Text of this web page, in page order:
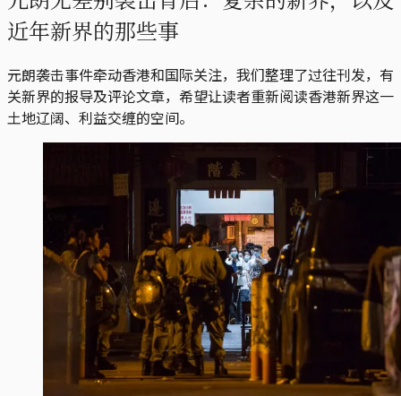
近年新界的那些事
元朗袭击事件牵动香港和国际关注，我们整理了过往刊发，有
关新界的报导及评论文章，希望让读者重新阅读香港新界这一
土地辽阔、利益交缠的空间。